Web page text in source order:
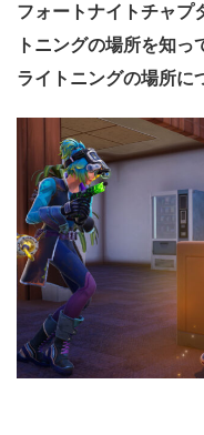
フォートナイトチャプ
トニングの場所を知っ
ライトニングの場所に